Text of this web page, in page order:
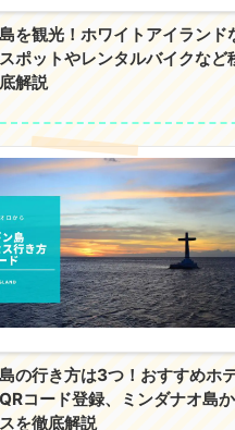
を観光！ホワイトアイランド
ポットやレンタルバイクなど
解説
の行き方は3つ！おすすめホ
コード登録、ミンダナオ島
を徹底解説